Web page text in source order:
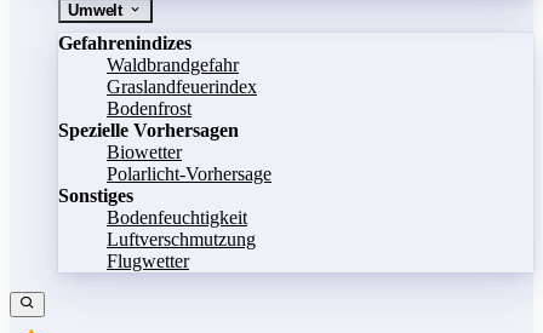
Umwelt
Gefahrenindizes
Waldbrandgefahr
Graslandfeuerindex
Bodenfrost
Spezielle Vorhersagen
Biowetter
Polarlicht-Vorhersage
Sonstiges
Bodenfeuchtigkeit
Luftverschmutzung
Flugwetter